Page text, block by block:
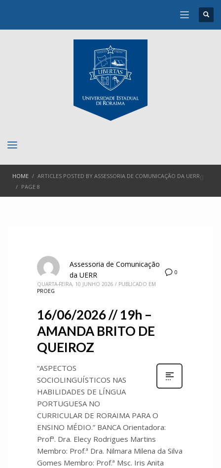
HOME ARTICLES POSTED BY ASSESSORIA DE COMUNICAÇÃO DA UERR(
PAGE 8
)
0
Assessoria de Comunicação
da UERR
QUARTA-FEIRA, 10 JUNHO 2026 / PUBLICADO EM
PROEG
16/06/2026 // 19h –
AMANDA BRITO DE
QUEIROZ
“ASPECTOS
SOCIOLINGUÍSTICOS NAS
HABILIDADES DE LÍNGUA
PORTUGUESA NO
CURRICULAR DE RORAIMA PARA O
ENSINO MÉDIO.” BANCA Orientadora:
Profª. Dra. Elecy Rodrigues Martins
Membro: Prof.ª Dra. Nilmara Milena da Silva
Gomes Membro: Prof.ª Msc. Iris Anita